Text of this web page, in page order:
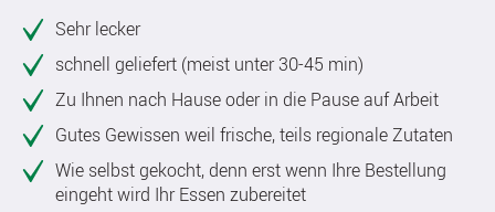
Sehr lecker
schnell geliefert (meist unter 30-45 min)
Zu Ihnen nach Hause oder in die Pause auf Arbeit
Gutes Gewissen weil frische, teils regionale Zutaten
Wie selbst gekocht, denn erst wenn Ihre Bestellung
eingeht wird Ihr Essen zubereitet